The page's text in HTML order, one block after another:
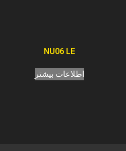
NU06 LE
اطلاعات بیشتر